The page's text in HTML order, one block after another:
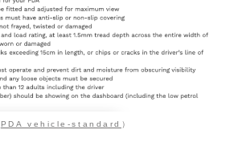
PDA vehicle-standard ）